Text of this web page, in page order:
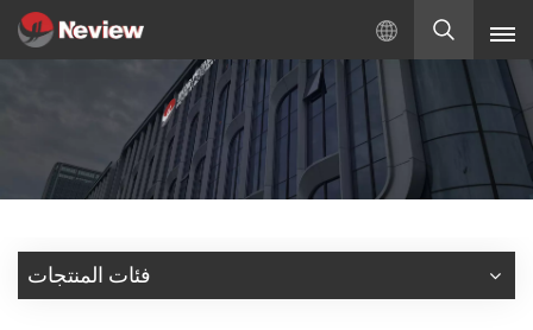
بالعربية
Русский
Español
فئات المنتجات